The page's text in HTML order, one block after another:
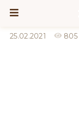
25.02.2021 805